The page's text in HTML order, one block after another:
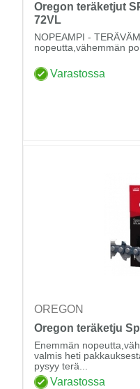
Oregon teräketjut
72VL
NOPEAMPI -
nopeutta,vähemmän
Varastossa
OREGON
Oregon teräketju
Enemmän
valmis heti
pysyy terä...
Varastossa